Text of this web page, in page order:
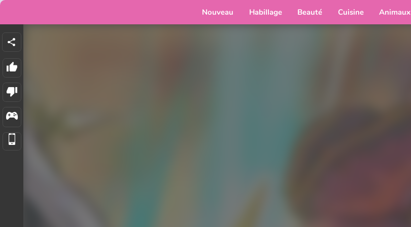
Nouveau Habillage Beauté Cuisine Animaux